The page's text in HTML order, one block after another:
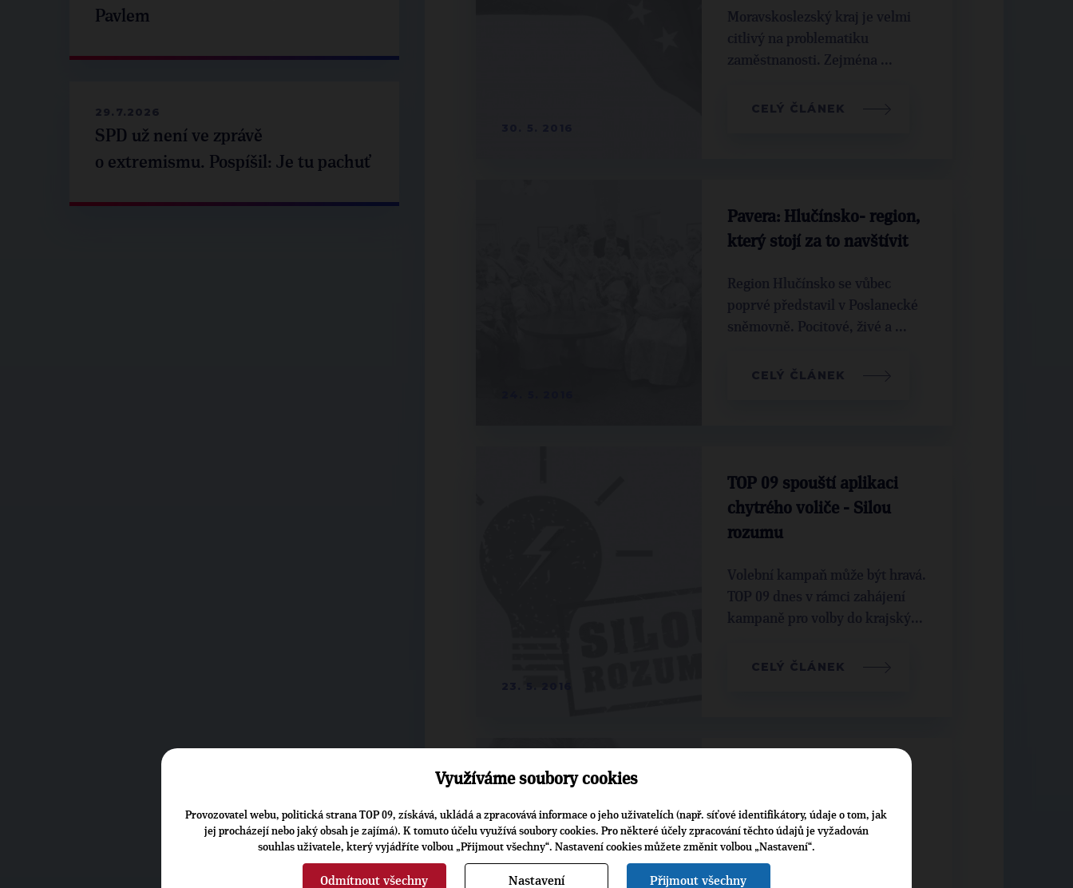
Pavlem
29.7.2026
SPD už není ve zprávě
o extremismu. Pospíšil: Je tu pachuť
Moravskoslezský kraj je velmi
citlivý na problematiku
zaměstnanosti. Zejména ...
CELÝ ČLÁNEK
Pavera: Hlučínsko- region,
který stojí za to navštívit
Region Hlučínsko se vůbec
poprvé představil v Poslanecké
sněmovně. Pocitové, živé a ...
CELÝ ČLÁNEK
TOP 09 spouští aplikaci
chytrého voliče - Silou
rozumu
Volební kampaň může být hravá.
TOP 09 dnes v rámci zahájení
kampaně pro volby do krajský...
CELÝ ČLÁNEK
Moravskoslezského kraje
Narodil se 4. ledna 1958. Po
Využíváme soubory cookies
Provozovatel webu, politická strana TOP 09, získává, ukládá a zpracovává informace o jeho uživatelích (např. síťové identifikátory, údaje o tom, jak
jej procházejí nebo jaký obsah je zajímá). K tomuto účelu využívá soubory cookies. Pro některé účely zpracování těchto údajů je vyžadován
souhlas uživatele, který vyjádříte volbou „Přijmout všechny“. Nastavení cookies můžete změnit volbou „Nastavení“.
Odmítnout všechny Nastavení Přijmout všechny